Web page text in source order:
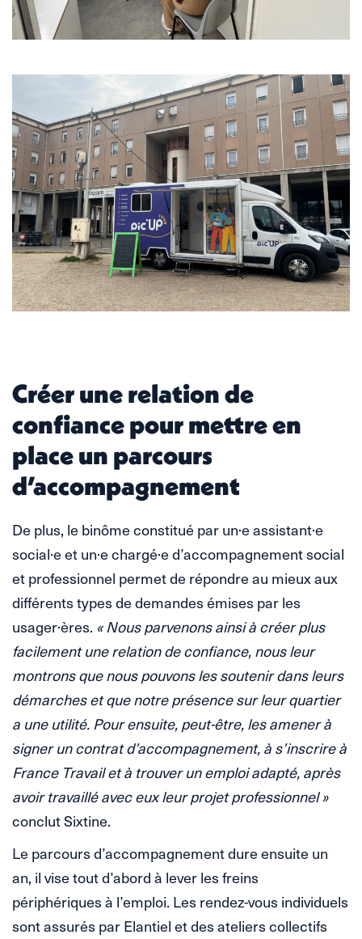
Créer une relation de
confiance pour mettre en
place un parcours
d’accompagnement
De plus, le binôme constitué par un·e assistant·e
social·e et un·e chargé·e d’accompagnement social
et professionnel permet de répondre au mieux aux
différents types de demandes émises par les
usager·ères. « Nous parvenons ainsi à créer plus
facilement une relation de confiance, nous leur
montrons que nous pouvons les soutenir dans leurs
démarches et que notre présence sur leur quartier
a une utilité. Pour ensuite, peut-être, les amener à
signer un contrat d’accompagnement, à s’inscrire à
France Travail et à trouver un emploi adapté, après
avoir travaillé avec eux leur projet professionnel »
conclut Sixtine.
Le parcours d’accompagnement dure ensuite un
an, il vise tout d’abord à lever les freins
périphériques à l’emploi. Les rendez-vous individuels
sont assurés par Elantiel et des ateliers collectifs